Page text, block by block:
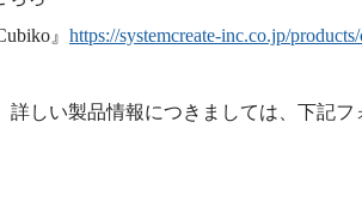
』 https://systemcreate-inc.co.jp/
詳しい製品情報につきましては、下記